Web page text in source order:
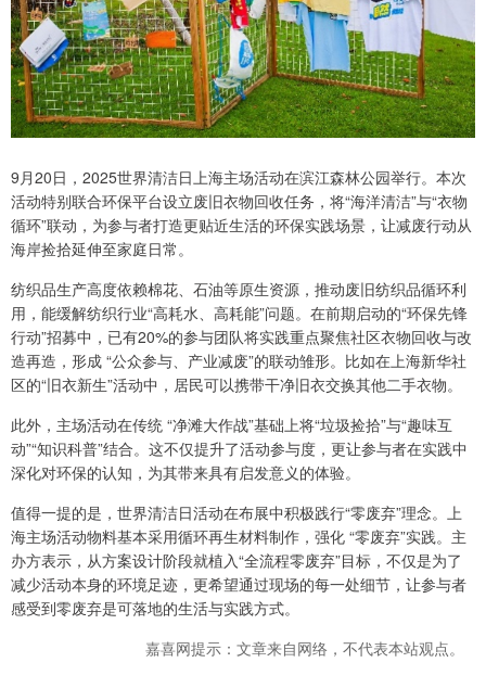
9月20日，2025世界清洁日上海主场活动在滨江森林公园举行。本次
活动特别联合环保平台设立废旧衣物回收任务，将“海洋清洁”与“衣物
循环”联动，为参与者打造更贴近生活的环保实践场景，让减废行动从
海岸捡拾延伸至家庭日常。
纺织品生产高度依赖棉花、石油等原生资源，推动废旧纺织品循环利
用，能缓解纺织行业“高耗水、高耗能”问题。在前期启动的“环保先锋
行动”招募中，已有20%的参与团队将实践重点聚焦社区衣物回收与改
造再造，形成 “公众参与、产业减废”的联动雏形。比如在上海新华社
区的“旧衣新生”活动中，居民可以携带干净旧衣交换其他二手衣物。
此外，主场活动在传统 “净滩大作战”基础上将“垃圾捡拾”与“趣味互
动”“知识科普”结合。这不仅提升了活动参与度，更让参与者在实践中
深化对环保的认知，为其带来具有启发意义的体验。
值得一提的是，世界清洁日活动在布展中积极践行“零废弃”理念。上
海主场活动物料基本采用循环再生材料制作，强化 “零废弃”实践。主
办方表示，从方案设计阶段就植入“全流程零废弃”目标，不仅是为了
减少活动本身的环境足迹，更希望通过现场的每一处细节，让参与者
感受到零废弃是可落地的生活与实践方式。
嘉喜网提示：文章来自网络，不代表本站观点。